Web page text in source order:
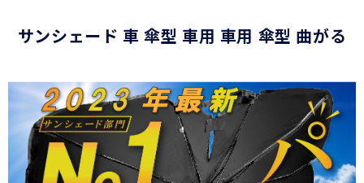
サンシェード 車 傘型 車用 車用 傘型 曲がる